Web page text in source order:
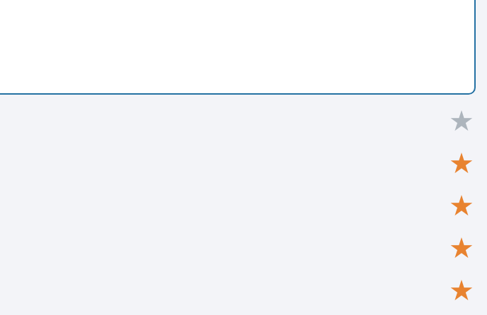
★
★
★
★
★